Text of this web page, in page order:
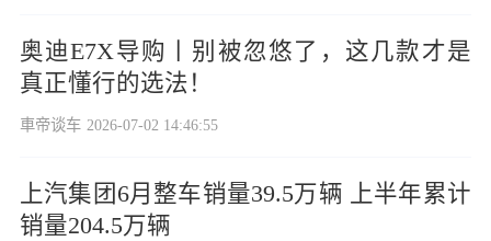
奥迪E7X导购丨别被忽悠了，这几款才是
真正懂行的选法！
車帝谈车 2026-07-02 14:46:55
上汽集团6月整车销量39.5万辆 上半年累计
销量204.5万辆